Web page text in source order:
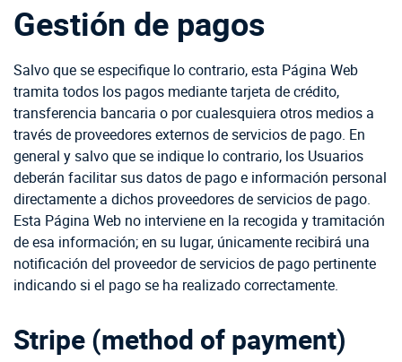
Gestión de pagos
Salvo que se especifique lo contrario, esta Página Web
tramita todos los pagos mediante tarjeta de crédito,
transferencia bancaria o por cualesquiera otros medios a
través de proveedores externos de servicios de pago. En
general y salvo que se indique lo contrario, los Usuarios
deberán facilitar sus datos de pago e información personal
directamente a dichos proveedores de servicios de pago.
Esta Página Web no interviene en la recogida y tramitación
de esa información; en su lugar, únicamente recibirá una
notificación del proveedor de servicios de pago pertinente
indicando si el pago se ha realizado correctamente.
Stripe (method of payment)